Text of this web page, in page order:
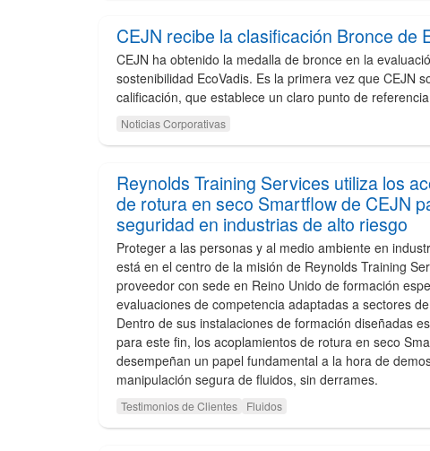
CEJN recibe la clasificación Bronce de
CEJN ha obtenido la medalla de bronce en la
sostenibilidad EcoVadis. Es la primera vez que CEJN
calificación, que establece un claro punto de
Noticias Corporativas
Reynolds Training Services utiliza los
de rotura en seco Smartflow de CEJN
seguridad en industrias de alto riesgo
Proteger a las personas y al medio ambiente en
está en el centro de la misión de Reynolds Training
proveedor con sede en Reino Unido de formación
evaluaciones de competencia adaptadas a sectores
Dentro de sus instalaciones de formación diseñadas
para este fin, los acoplamientos de rotura en seco
desempeñan un papel fundamental a la hora de
manipulación segura de fluidos, sin derrames.
Testimonios de Clientes Fluidos